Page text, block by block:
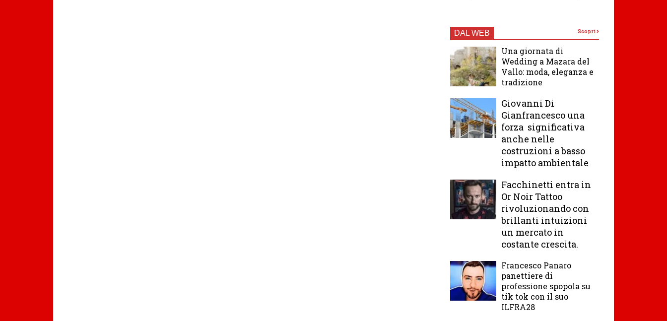
DAL WEB Scopri
Una giornata di
Wedding a Mazara del
Vallo: moda, eleganza e
tradizione
Giovanni Di
Gianfrancesco una
forza significativa
anche nelle
costruzioni a basso
impatto ambientale
Facchinetti entra in
Or Noir Tattoo
rivoluzionando con
brillanti intuizioni
un mercato in
costante crescita.
Francesco Panaro
panettiere di
professione spopola su
tik tok con il suo
ILFRA28